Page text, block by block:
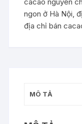
ngon ở Hà Nội,
địa chỉ bán
MÔ TẢ